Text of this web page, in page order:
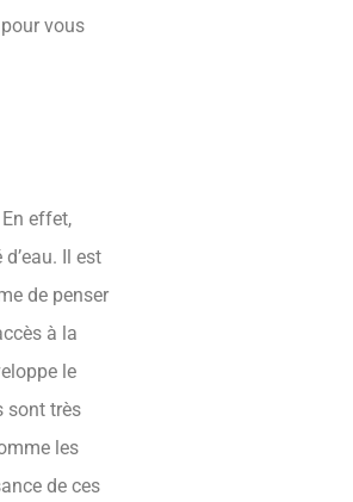
vous
effet,
Il est
de penser
à la
le
sont très
les
de ces